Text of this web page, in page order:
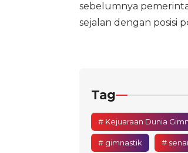
sebelumnya
sejalan dengan posisi
Tag
# Kejuaraan Dunia
# gimnastik #